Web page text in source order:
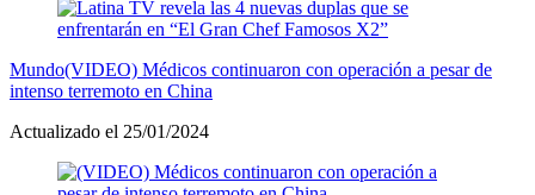
Mundo(VIDEO) Médicos continuaron con operación a pesar de
intenso terremoto en China
Actualizado el 25/01/2024